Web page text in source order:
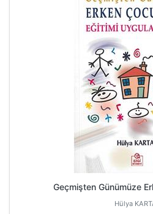
Geçmişten Günümüze
Hülya